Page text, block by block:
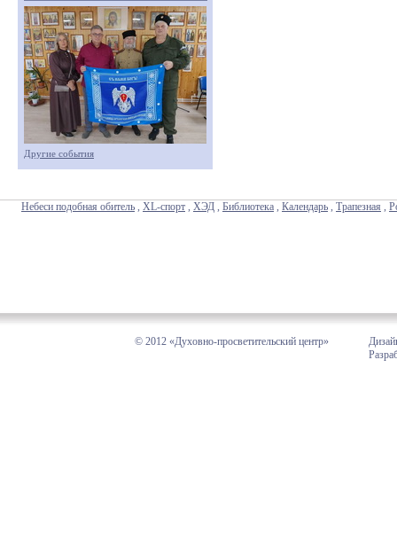
Другие события
Небеси подобная обитель , XL-спорт , ХЭД , Библиотека , Календарь , Трапезная ,
© 2012 «Духовно-просветительский центр»